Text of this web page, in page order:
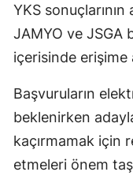
YKS sonuçlarının
JAMYO ve JSGA
içerisinde erişime
Başvuruların
beklenirken
kaçırmamak için
etmeleri önem